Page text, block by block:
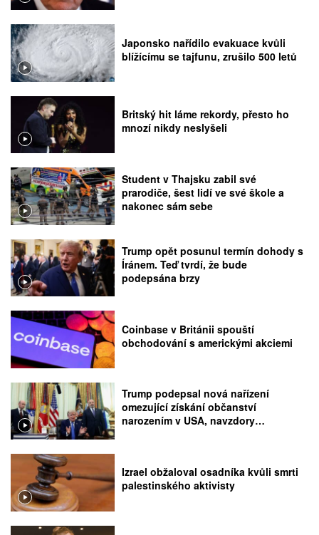
Japonsko nařídilo evakuace kvůli
blížícímu se tajfunu, zrušilo 500 letů
Britský hit láme rekordy, přesto ho
mnozí nikdy neslyšeli
Student v Thajsku zabil své
prarodiče, šest lidí ve své škole a
nakonec sám sebe
Trump opět posunul termín dohody s
Íránem. Teď tvrdí, že bude
podepsána brzy
Coinbase v Británii spouští
obchodování s americkými akciemi
Trump podepsal nová nařízení
omezující získání občanství
narozením v USA, navzdory
Izrael obžaloval osadníka kvůli smrti
palestinského aktivisty